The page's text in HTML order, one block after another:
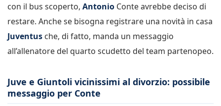
con il bus scoperto, Antonio Conte avrebbe deciso di
restare. Anche se bisogna registrare una novità in casa
Juventus che, di fatto, manda un messaggio
all’allenatore del quarto scudetto del team partenopeo.
Juve e Giuntoli vicinissimi al divorzio: possibile
messaggio per Conte